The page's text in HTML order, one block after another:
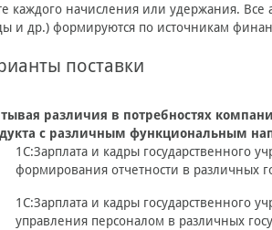
каждого начисления или удержания. Все
и др.) формируются по источникам
поставки
различия в потребностях
с различным функциональным
1С:Зарплата и кадры государственного
формирования отчетности в различных
1С:Зарплата и кадры государственного
управления персоналом в различных